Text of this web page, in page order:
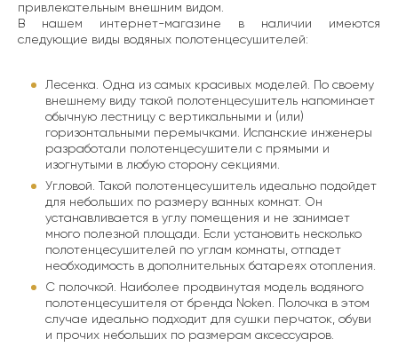
привлекательным внешним видом.
В нашем интернет-магазине в наличии имеются
следующие виды водяных полотенцесушителей:
Лесенка. Одна из самых красивых моделей. По своему
внешнему виду такой полотенцесушитель напоминает
обычную лестницу с вертикальными и (или)
горизонтальными перемычками. Испанские инженеры
разработали полотенцесушители с прямыми и
изогнутыми в любую сторону секциями.
Угловой . Такой полотенцесушитель идеально подойдет
для небольших по размеру ванных комнат. Он
устанавливается в углу помещения и не занимает
много полезной площади. Если установить несколько
полотенцесушителей по углам комнаты, отпадет
необходимость в дополнительных батареях отопления.
С полочкой . Наиболее продвинутая модель водяного
полотенцесушителя от бренда Noken. Полочка в этом
случае идеально подходит для сушки перчаток, обуви
и прочих небольших по размерам аксессуаров.